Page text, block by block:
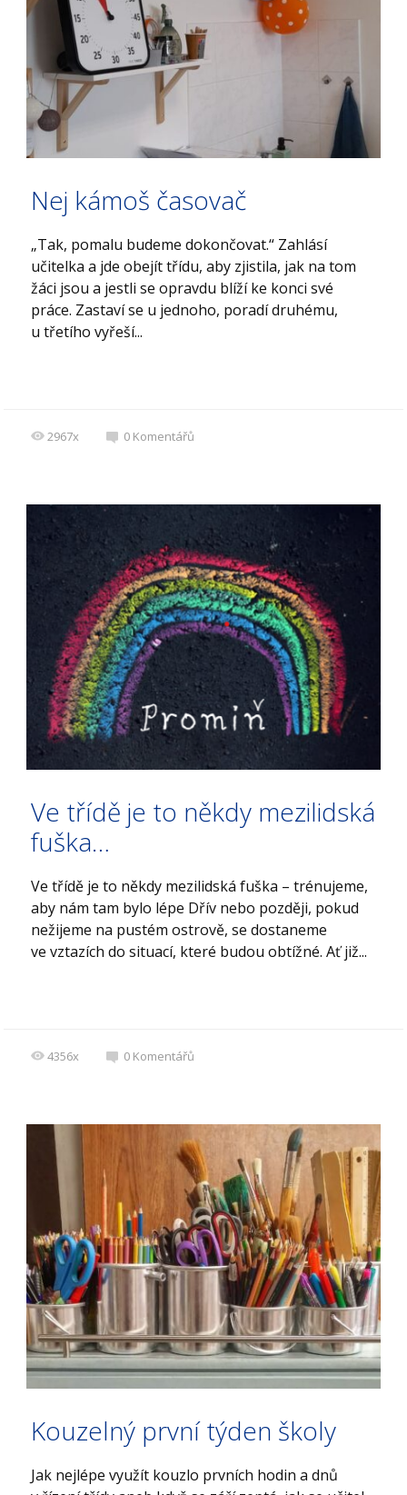
Nej kámoš časovač
„Tak, pomalu budeme dokončovat.“ Zahlásí
učitelka a jde obejít třídu, aby zjistila, jak na tom
žáci jsou a jestli se opravdu blíží ke konci své
práce. Zastaví se u jednoho, poradí druhému,
u třetího vyřeší...
2967x 0 Komentářů
Ve třídě je to někdy mezilidská
fuška…
Ve třídě je to někdy mezilidská fuška – trénujeme,
aby nám tam bylo lépe Dřív nebo později, pokud
nežijeme na pustém ostrově, se dostaneme
ve vztazích do situací, které budou obtížné. Ať již...
4356x 0 Komentářů
Kouzelný první týden školy
Jak nejlépe využít kouzlo prvních hodin a dnů